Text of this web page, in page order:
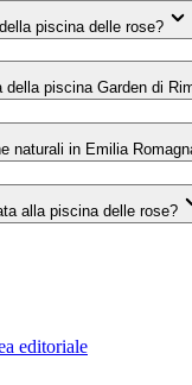
piscina delle rose?
della piscina Garden di
naturali in Emilia
alla piscina delle rose?
editoriale